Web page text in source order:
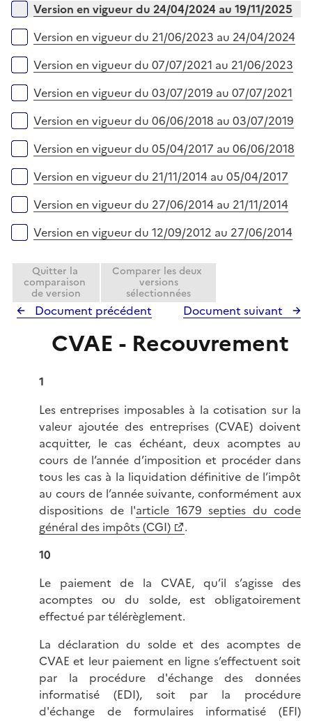
Version en vigueur du 24/04/2024 au 19/11/2025
Version en vigueur du 21/06/2023 au 24/04/2024
Version en vigueur du 07/07/2021 au 21/06/2023
Version en vigueur du 03/07/2019 au 07/07/2021
Version en vigueur du 06/06/2018 au 03/07/2019
Version en vigueur du 05/04/2017 au 06/06/2018
Version en vigueur du 21/11/2014 au 05/04/2017
Version en vigueur du 27/06/2014 au 21/11/2014
Version en vigueur du 12/09/2012 au 27/06/2014
Quitter la
comparaison
de version
Comparer les deux
versions
sélectionnées
Document précédent Document suivant
CVAE - Recouvrement
1
Les entreprises imposables à la cotisation sur la
valeur ajoutée des entreprises (CVAE) doivent
acquitter, le cas échéant, deux acomptes au
cours de l’année d’imposition et procéder dans
tous les cas à la liquidation définitive de l’impôt
au cours de l’année suivante, conformément aux
dispositions de l'article 1679 septies du code
général des impôts (CGI)
.
10
Le paiement de la CVAE, qu’il s’agisse des
acomptes ou du solde, est obligatoirement
effectué par télérèglement.
La déclaration du solde et des acomptes de
CVAE et leur paiement en ligne s’effectuent soit
par la procédure d'échange des données
informatisé (EDI), soit par la procédure
d'échange de formulaires informatisé (EFI)